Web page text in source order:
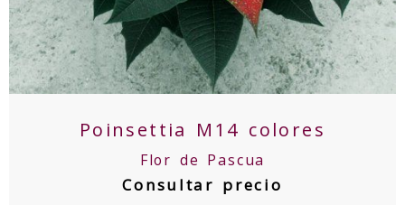
Poinsettia M14 colores
Flor de Pascua
Consultar precio